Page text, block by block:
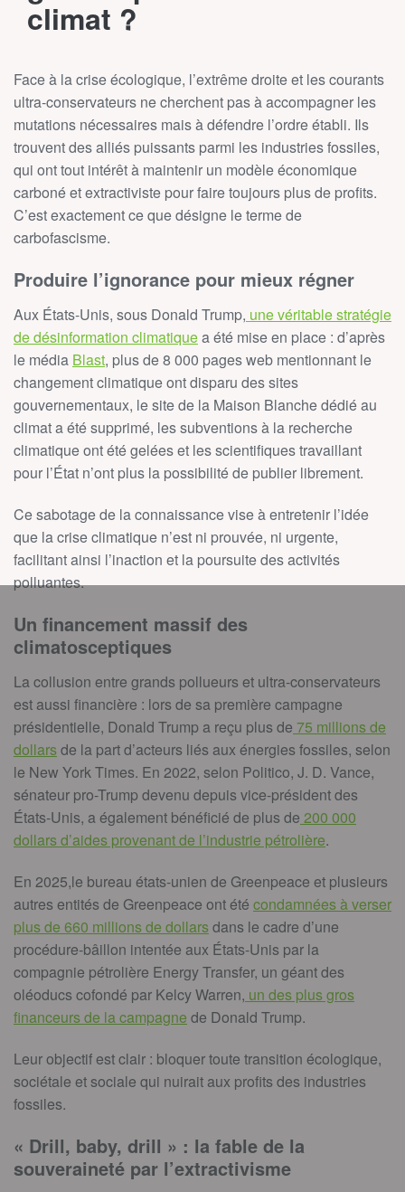
climat ?
Face à la crise écologique, l’extrême droite et les courants
ultra-conservateurs ne cherchent pas à accompagner les
mutations nécessaires mais à défendre l’ordre établi. Ils
trouvent des alliés puissants parmi les industries fossiles,
qui ont tout intérêt à maintenir un modèle économique
carboné et extractiviste pour faire toujours plus de profits.
C’est exactement ce que désigne le terme de
carbofascisme.
Produire l’ignorance pour mieux régner
Aux États-Unis, sous Donald Trump, une véritable stratégie
de désinformation climatiquea été mise en place : d’après
le média Blast, plus de 8 000 pages web mentionnant le
changement climatique ont disparu des sites
gouvernementaux, le site de la Maison Blanche dédié au
climat a été supprimé, les subventions à la recherche
climatique ont été gelées et les scientifiques travaillant
pour l’État n’ont plus la possibilité de publier librement.
Ce sabotage de la connaissance vise à entretenir l’idée
que la crise climatique n’est ni prouvée, ni urgente,
facilitant ainsi l’inaction et la poursuite des activités
polluantes.
Un financement massif des
climatosceptiques
La collusion entre grands pollueurs et ultra-conservateurs
est aussi financière : lors de sa première campagne
présidentielle, Donald Trump a reçu plus de 75 millions de
dollarsde la part d’acteurs liés aux énergies fossiles, selon
le New York Times. En 2022, selon Politico, J. D. Vance,
sénateur pro-Trump devenu depuis vice-président des
États-Unis, a également bénéficié de plus de 200 000
dollars d’aides provenant de l’industrie pétrolière.
En 2025,le bureau états-unien de Greenpeace et plusieurs
autres entités de Greenpeace ont été condamnées à verser
plus de 660 millions de dollarsdans le cadre d’une
procédure-bâillon intentée aux États-Unis par la
compagnie pétrolière Energy Transfer, un géant des
oléoducs cofondé par Kelcy Warren, un des plus gros
financeurs de la campagne de Donald Trump.
Leur objectif est clair : bloquer toute transition écologique,
sociétale et sociale qui nuirait aux profits des industries
fossiles.
« Drill, baby, drill » : la fable de la
souveraineté par l’extractivisme